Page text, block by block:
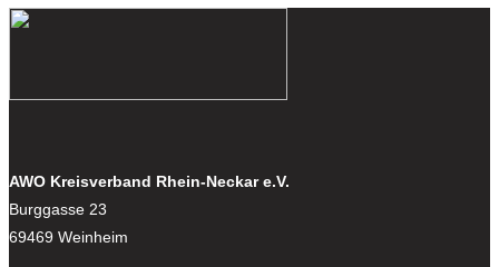
AWO Kreisverband Rhein-Neckar e.V.
Burggasse 23
69469 Weinheim